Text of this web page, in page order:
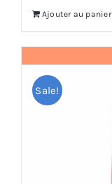
Ajouter au panier
Sale!